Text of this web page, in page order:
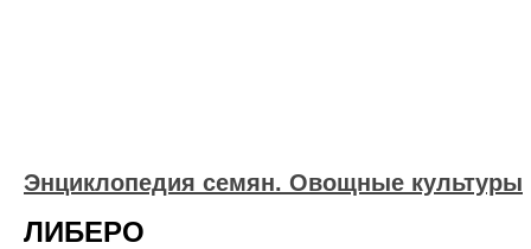
Энциклопедия семян. Овощные культуры
ЛИБЕРО